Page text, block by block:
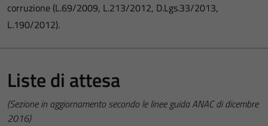
corruzione (L.69/2009, L.213/2012, D.Lgs.33/2013,
L.190/2012).
Liste di attesa
(Sezione in aggiornamento secondo le linee guida ANAC di dicembre
2016)